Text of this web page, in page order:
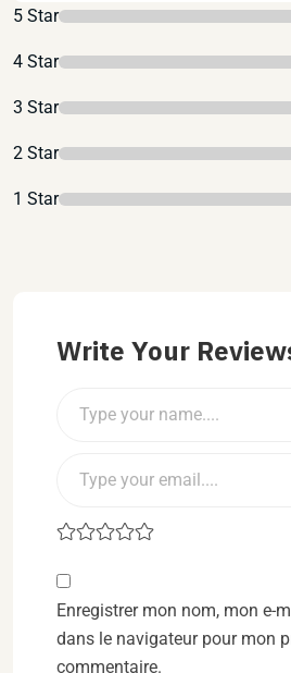
5 Star
4 Star
3 Star
2 Star
1 Star
Write Your
Enregistrer mon nom, mon e-
dans le navigateur pour mon
commentaire.